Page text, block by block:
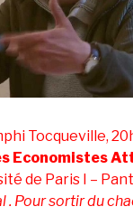
Tocqueville,
Economistes
de Paris I
. Pour sortir du